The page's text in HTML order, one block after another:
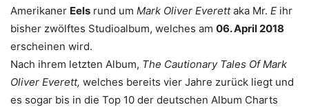
Amerikaner Eels rund um Mark Oliver Everettaka Mr. E ihr
bisher zwölftes Studioalbum, welches am 06. April 2018
erscheinen wird.
Nach ihrem letzten Album, The Cautionary Tales Of Mark
Oliver Everett, welches bereits vier Jahre zurück liegt und
es sogar bis in die Top 10 der deutschen Album Charts